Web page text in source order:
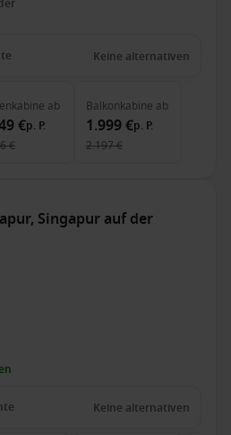
Keine alternativen
ab
€p. P.
€
Balkonkabine ab
1.999 €p. P.
2.197 €
Singapur auf der
Keine alternativen